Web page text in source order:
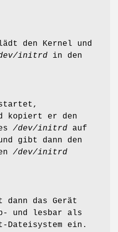
den Kernel und
initrd in den
startet,
kopiert er den
/dev/initrd auf
gibt dann den
/dev/initrd
dann das Gerät
und lesbar als
Dateisystem ein.